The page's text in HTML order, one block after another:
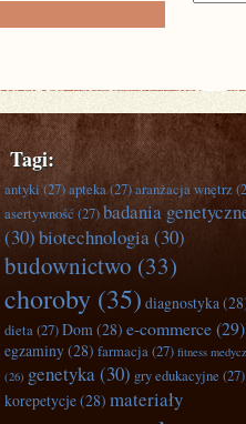
Tagi:
antyki(27)apteka(27)aranżacja wnętrz
asertywność (27)badania
(30)biotechnologia(30)
budownictwo (33)
choroby (35) diagnostyka
dieta(27)Dom(28) e-commerce(29)
egzaminy(28) farmacja(27) fitness
(26) genetyka(30) gry edukacyjne (27)
korepetycje(28) materiały